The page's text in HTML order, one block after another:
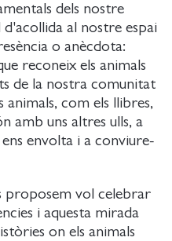
dels nostre
al nostre espai
o anècdota:
reconeix els animals
de la nostra comunitat
animals, com els llibres,
amb uns altres ulls, a
envolta i a conviure-
proposem vol celebrar
i aquesta mirada
on els animals